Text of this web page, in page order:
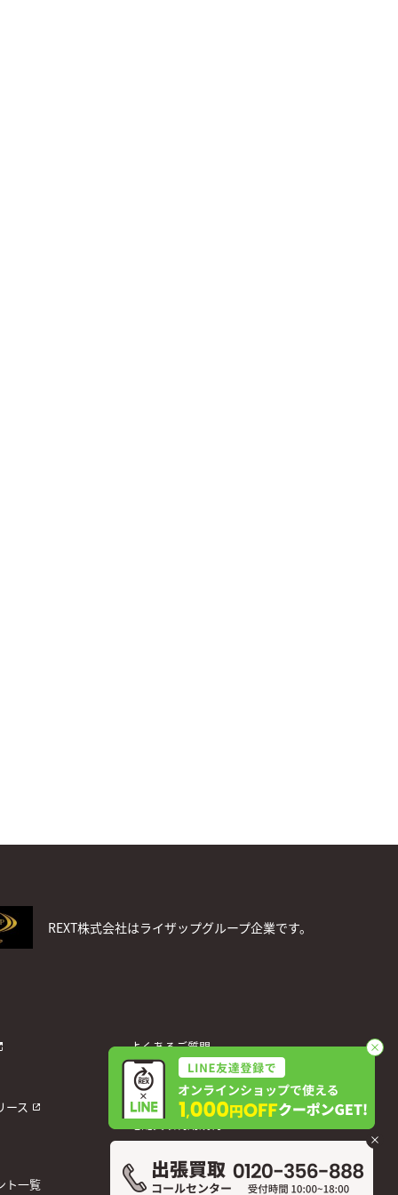
REXT株式会社はライザップグループ企業です。
ース
ト一覧
よくあるご質問
お問い合わせ
個人情報保護方針
宅配買取利用規約